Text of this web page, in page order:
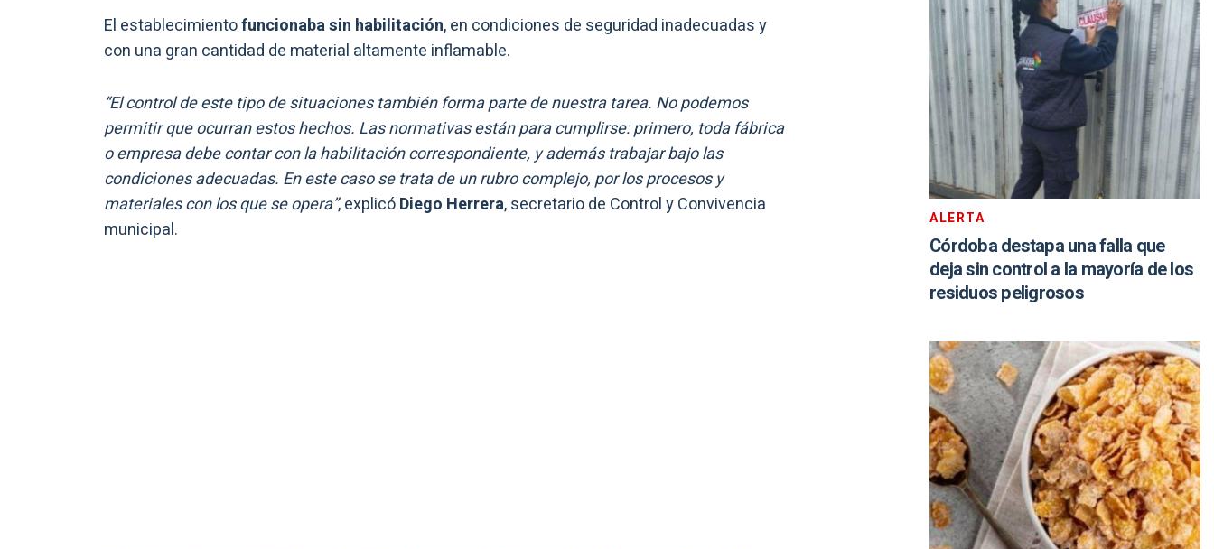
El establecimientofuncionaba sin habilitación, en condiciones de seguridad inadecuadas y
con una gran cantidad de material altamente inflamable.
“El control de este tipo de situaciones también forma parte de nuestra tarea. No podemos
permitir que ocurran estos hechos. Las normativas están para cumplirse: primero, toda fábrica
o empresa debe contar con la habilitación correspondiente, y además trabajar bajo las
condiciones adecuadas. En este caso se trata de un rubro complejo, por los procesos y
materiales con los que se opera”, explicóDiego Herrera, secretario de Control y Convivencia
municipal.
ALERTA
Córdoba destapa una falla que
deja sin control a la mayoría de los
residuos peligrosos